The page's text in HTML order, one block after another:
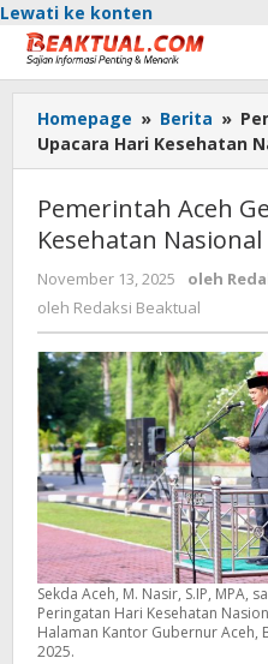
Lewati ke konten
Homepage » Berita »
Upacara Hari Kesehatan
Pemerintah Aceh
Kesehatan Nasional
November 13, 2025 oleh
oleh Redaksi Beaktual
Sekda Aceh, M. Nasir, S.IP, MPA,
Peringatan Hari Kesehatan
Halaman Kantor Gubernur Aceh,
2025.